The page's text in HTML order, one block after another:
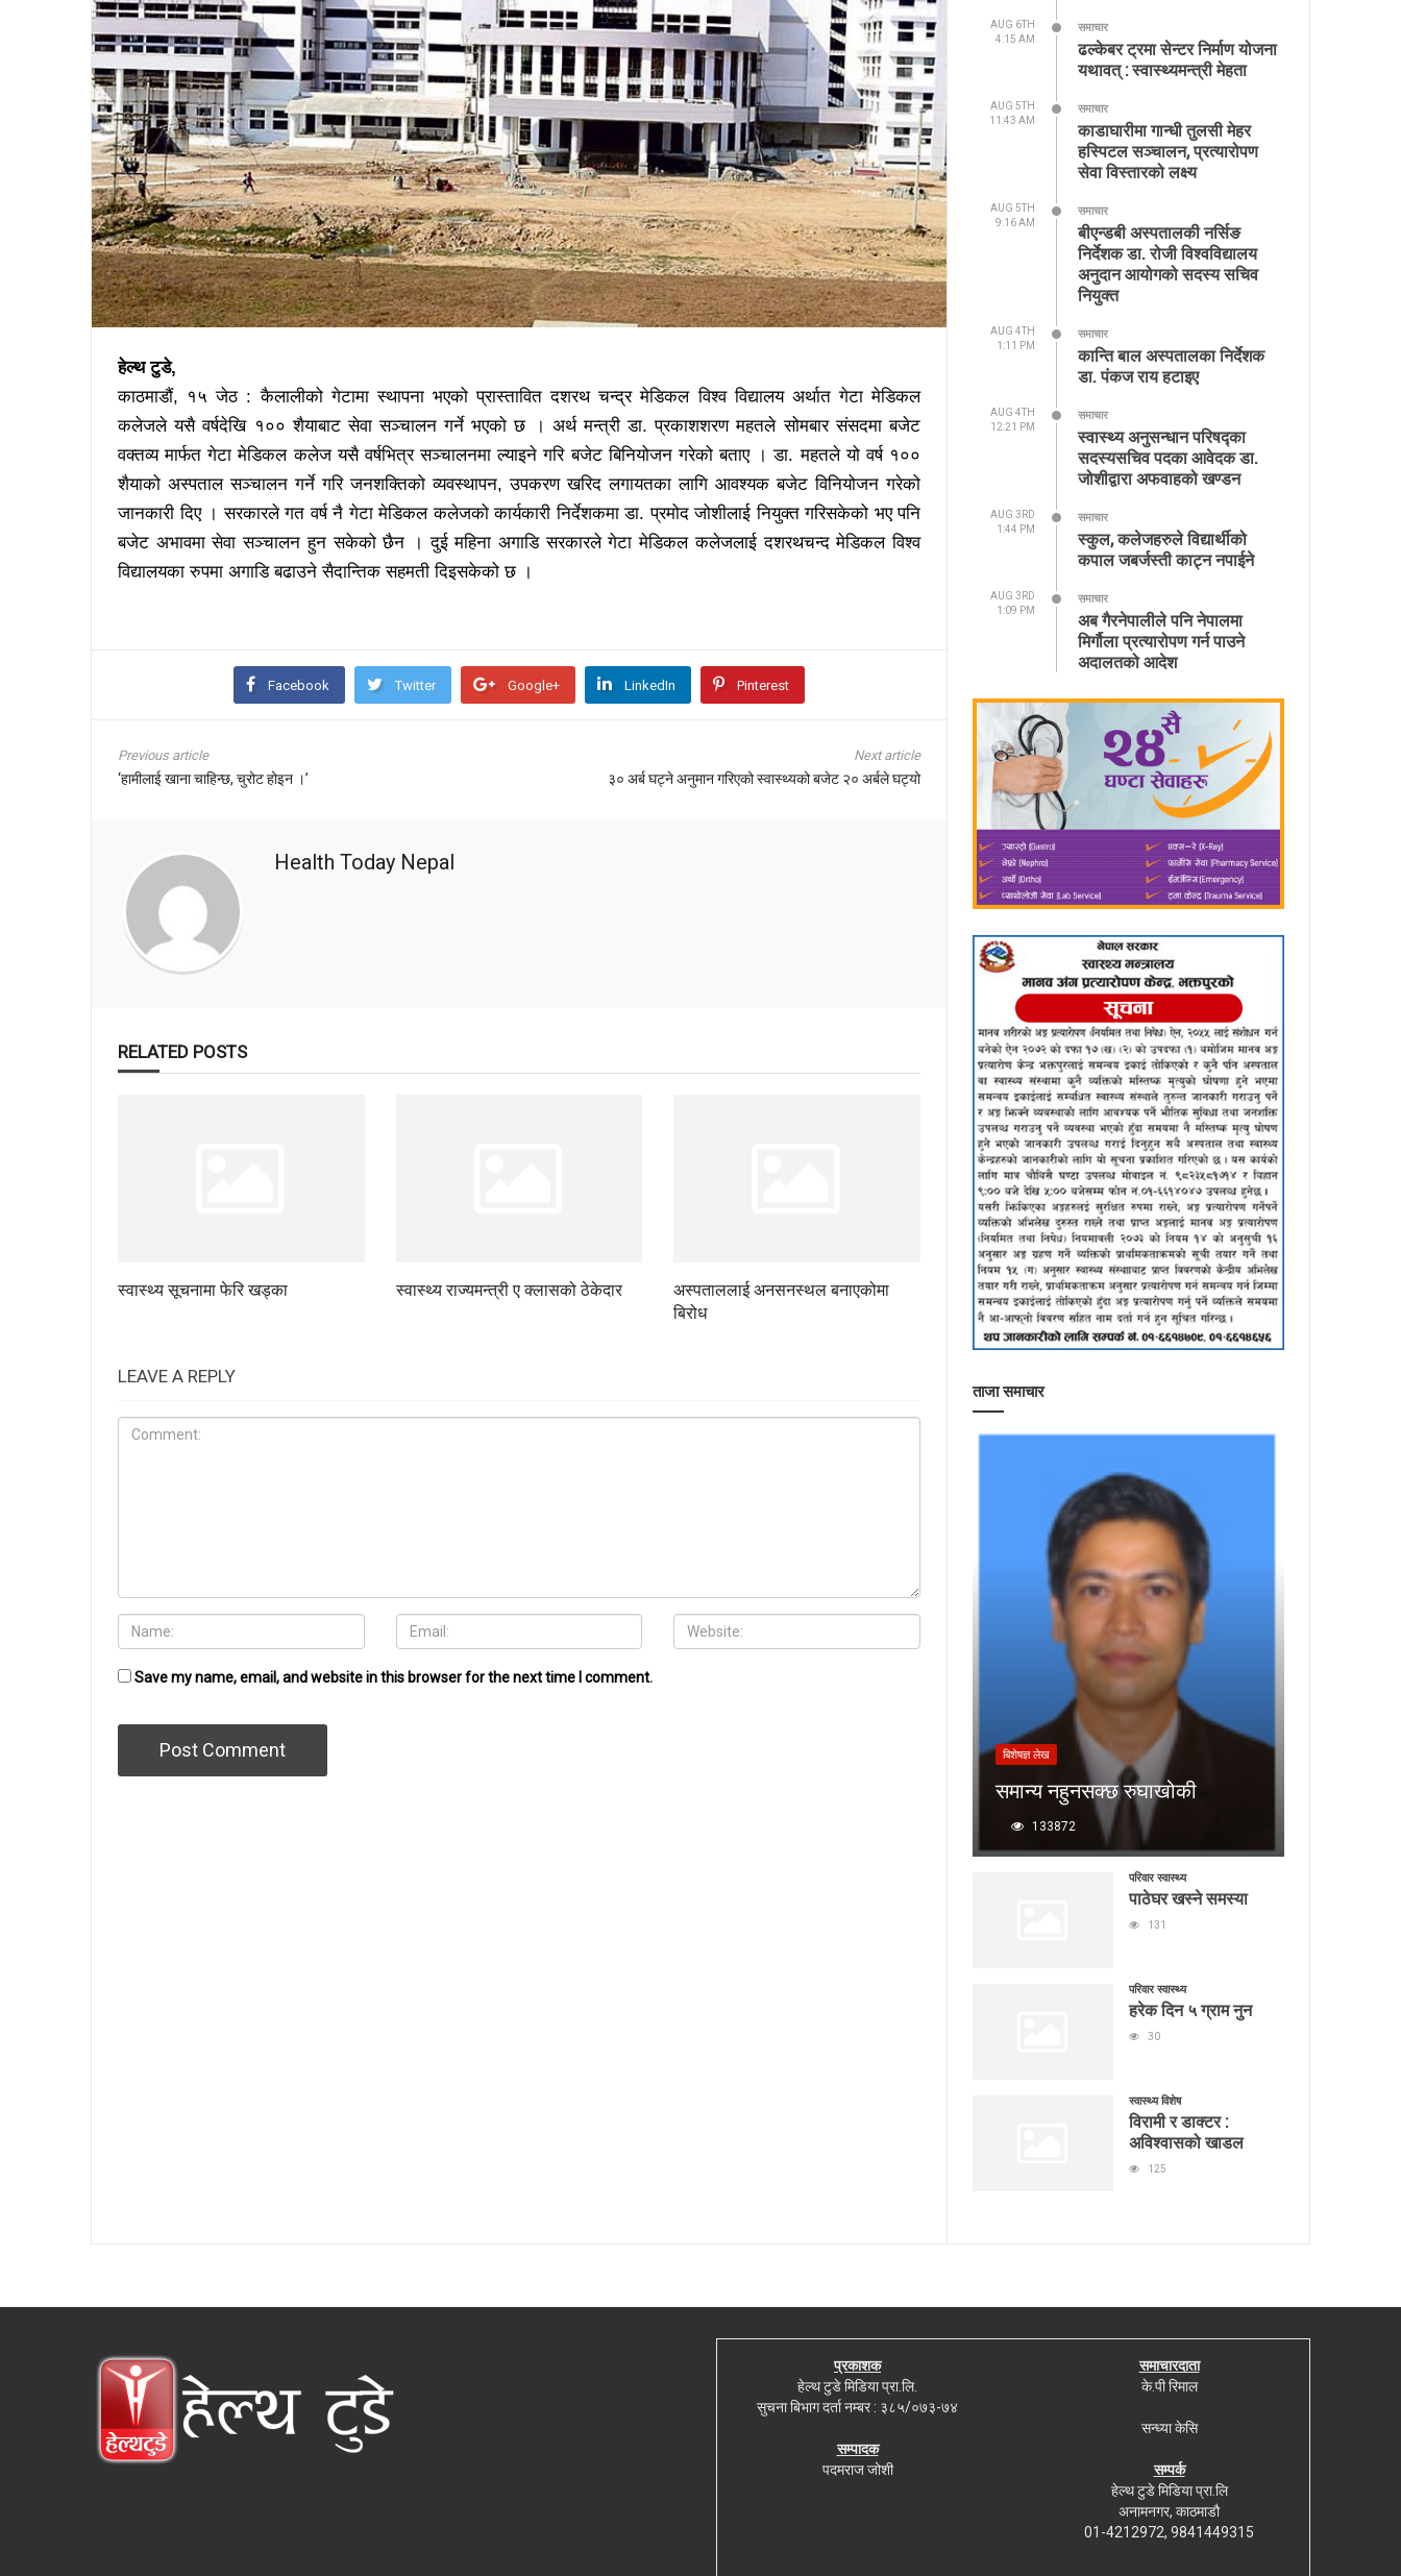
हेल्थ टुडे,
काठमाडौं, १५ जेठ : कैलालीको गेटामा स्थापना भएको प्रास्तावित दशरथ चन्द्र मेडिकल विश्व विद्यालय अर्थात गेटा मेडिकल
कलेजले यसै वर्षदेखि १०० शैयाबाट सेवा सञ्चालन गर्ने भएको छ । अर्थ मन्त्री डा. प्रकाशशरण महतले सोमबार संसदमा बजेट
वक्तव्य मार्फत गेटा मेडिकल कलेज यसै वर्षभित्र सञ्चालनमा ल्याइने गरि बजेट बिनियोजन गरेको बताए । डा. महतले यो वर्ष १००
शैयाको अस्पताल सञ्चालन गर्ने गरि जनशक्तिको व्यवस्थापन, उपकरण खरिद लगायतका लागि आवश्यक बजेट विनियोजन गरेको
जानकारी दिए । सरकारले गत वर्ष नै गेटा मेडिकल कलेजको कार्यकारी निर्देशकमा डा. प्रमोद जोशीलाई नियुक्त गरिसकेको भए पनि
बजेट अभावमा सेवा सञ्चालन हुन सकेको छैन । दुई महिना अगाडि सरकारले गेटा मेडिकल कलेजलाई दशरथचन्द मेडिकल विश्व
विद्यालयका रुपमा अगाडि बढाउने सैदान्तिक सहमती दिइसकेको छ ।
Facebook Twitter Google+ LinkedIn Pinterest
Previous article
‘हामीलाई खाना चाहिन्छ, चुरोट होइन ।’
Next article
३० अर्ब घट्ने अनुमान गरिएको स्वास्थ्यको बजेट २० अर्बले घट्यो
Health Today Nepal
RELATED POSTS
स्वास्थ्य सूचनामा फेरि खड्का स्वास्थ्य राज्यमन्त्री ए क्लासको ठेकेदार
अस्पताललाई अनसनस्थल बनाएकोमा
बिरोध
LEAVE A REPLY
Save my name, email, and website in this browser for the next time I comment.
AUG 6TH
4:15 AM
समाचार
ढल्केबर ट्रमा सेन्टर निर्माण योजना
यथावत् : स्वास्थ्यमन्त्री मेहता
AUG 5TH
11:43 AM
समाचार
काडाघारीमा गान्धी तुलसी मेहर
हस्पिटल सञ्चालन, प्रत्यारोपण
सेवा विस्तारको लक्ष्य
AUG 5TH
9:16 AM
समाचार
बीएन्डबी अस्पतालकी नर्सिङ
निर्देशक डा. रोजी विश्वविद्यालय
अनुदान आयोगको सदस्य सचिव
नियुक्त
AUG 4TH
1:11 PM
समाचार
कान्ति बाल अस्पतालका निर्देशक
डा. पंकज राय हटाइए
AUG 4TH
12:21 PM
समाचार
स्वास्थ्य अनुसन्धान परिषद्का
सदस्यसचिव पदका आवेदक डा.
जोशीद्वारा अफवाहको खण्डन
AUG 3RD
1:44 PM
समाचार
स्कुल, कलेजहरुले विद्यार्थीको
कपाल जबर्जस्ती काट्न नपाईने
AUG 3RD
1:09 PM
समाचार
अब गैरनेपालीले पनि नेपालमा
मिर्गौला प्रत्यारोपण गर्न पाउने
अदालतको आदेश
ताजा समाचार
बिशेषज्ञ लेख
समान्य नहुनसक्छ रुघाखोकी
133872
परिवार स्वास्थ्य
पाठेघर खस्ने समस्या
131
परिवार स्वास्थ्य
हरेक दिन ५ ग्राम नुन
30
स्वास्थ्य विशेष
विरामी र डाक्टर :
अविश्वासको खाडल
125
प्रकाशक
हेल्थ टुडे मिडिया प्रा.लि.
सुचना बिभाग दर्ता नम्बर : ३८५/०७३-७४
सम्पादक
पदमराज जोशी
समाचारदाता
के.पी रिमाल
सन्ध्या केसि
सम्पर्क
हेल्थ टुडे मिडिया प्रा.लि
अनामनगर, काठमाडौ
01-4212972, 9841449315